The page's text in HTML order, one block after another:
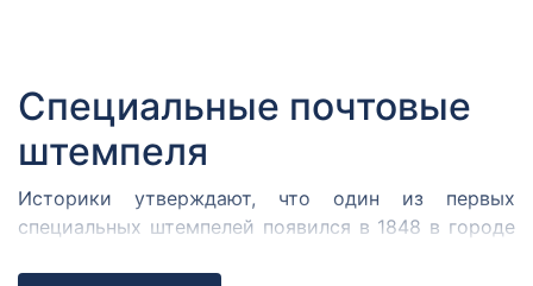
Специальные почтовые
штемпеля
Историки утверждают, что один из первых
специальных штемпелей появился в 1848 в городе